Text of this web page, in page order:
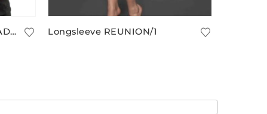
Langes ärmelloses Top GUADELOUPE/14 mit Glanz Longsleeve REUNION/1